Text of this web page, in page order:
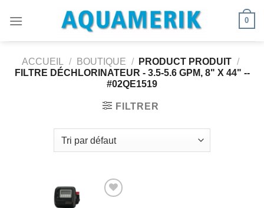
0
ACCUEIL / BOUTIQUE / PRODUCT PRODUIT /
FILTRE DÉCHLORINATEUR - 3.5-5.6 GPM, 8" X 44" --
#02QE1519
FILTRER